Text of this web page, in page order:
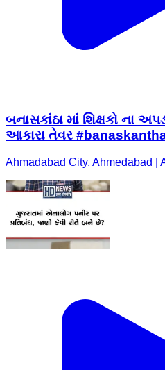
બનાસકાંઠા માં શિક્ષકો ના
આકારા તેવર
Ahmadabad City, Ahmedabad |